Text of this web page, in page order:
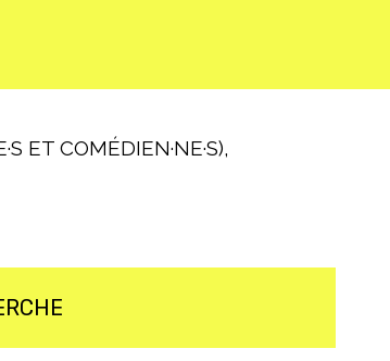
ET COMÉDIEN·NE·S),